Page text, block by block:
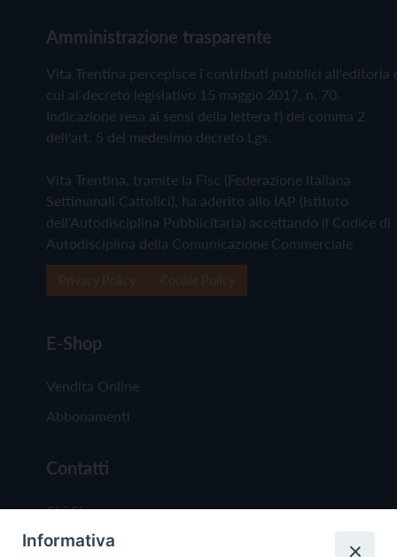
Amministrazione trasparente
Vita Trentina percepisce i contributi pubblici all'editoria
cui al decreto legislativo 15 maggio 2017, n. 70.
Indicazione resa ai sensi della lettera f) del comma 2
dell'art. 5 del medesimo decreto Lgs.
Vita Trentina, tramite la Fisc (Federazione Italiana
Settimanali Cattolici), ha aderito allo IAP (Istituto
dell'Autodisciplina Pubblicitaria) accettando il Codice di
Autodisciplina della Comunicazione Commerciale
E-Shop
Vendita Online
Abbonamenti
Contatti
Chi Siamo
Redazione
Informativa